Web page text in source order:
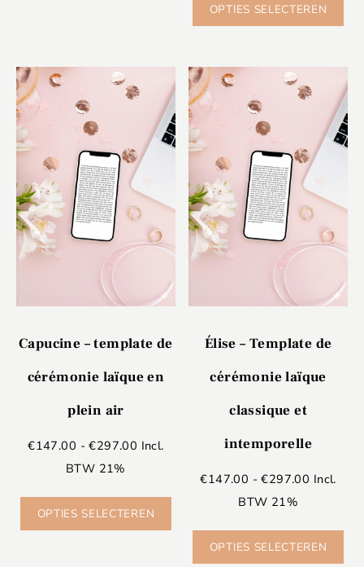
OPTIES SELECTEREN
Capucine – template de
cérémonie laïque en
plein air
€147.00 - €297.00 Incl.
BTW 21%
OPTIES SELECTEREN
Élise – Template de
cérémonie laïque
classique et
intemporelle
€147.00 - €297.00 Incl.
BTW 21%
OPTIES SELECTEREN